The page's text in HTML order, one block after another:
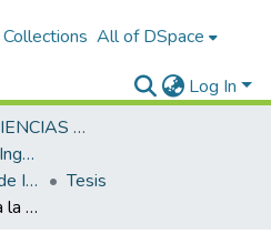
All of DSpace
Log In
FACULTAD DE CIENCIAS E INGENIERÍA
Escuela Profesional de Ingeniería de Sistemas de Información
Ingeniería de Sistemas de Información
Tesis
Sistema web móvil para la lectoescritura quechua nivel básico i en los estudiantes del 5o grado de primaria de la i.e n° 0800 comunidad nativa wayku de la provincia de lamas, 2019